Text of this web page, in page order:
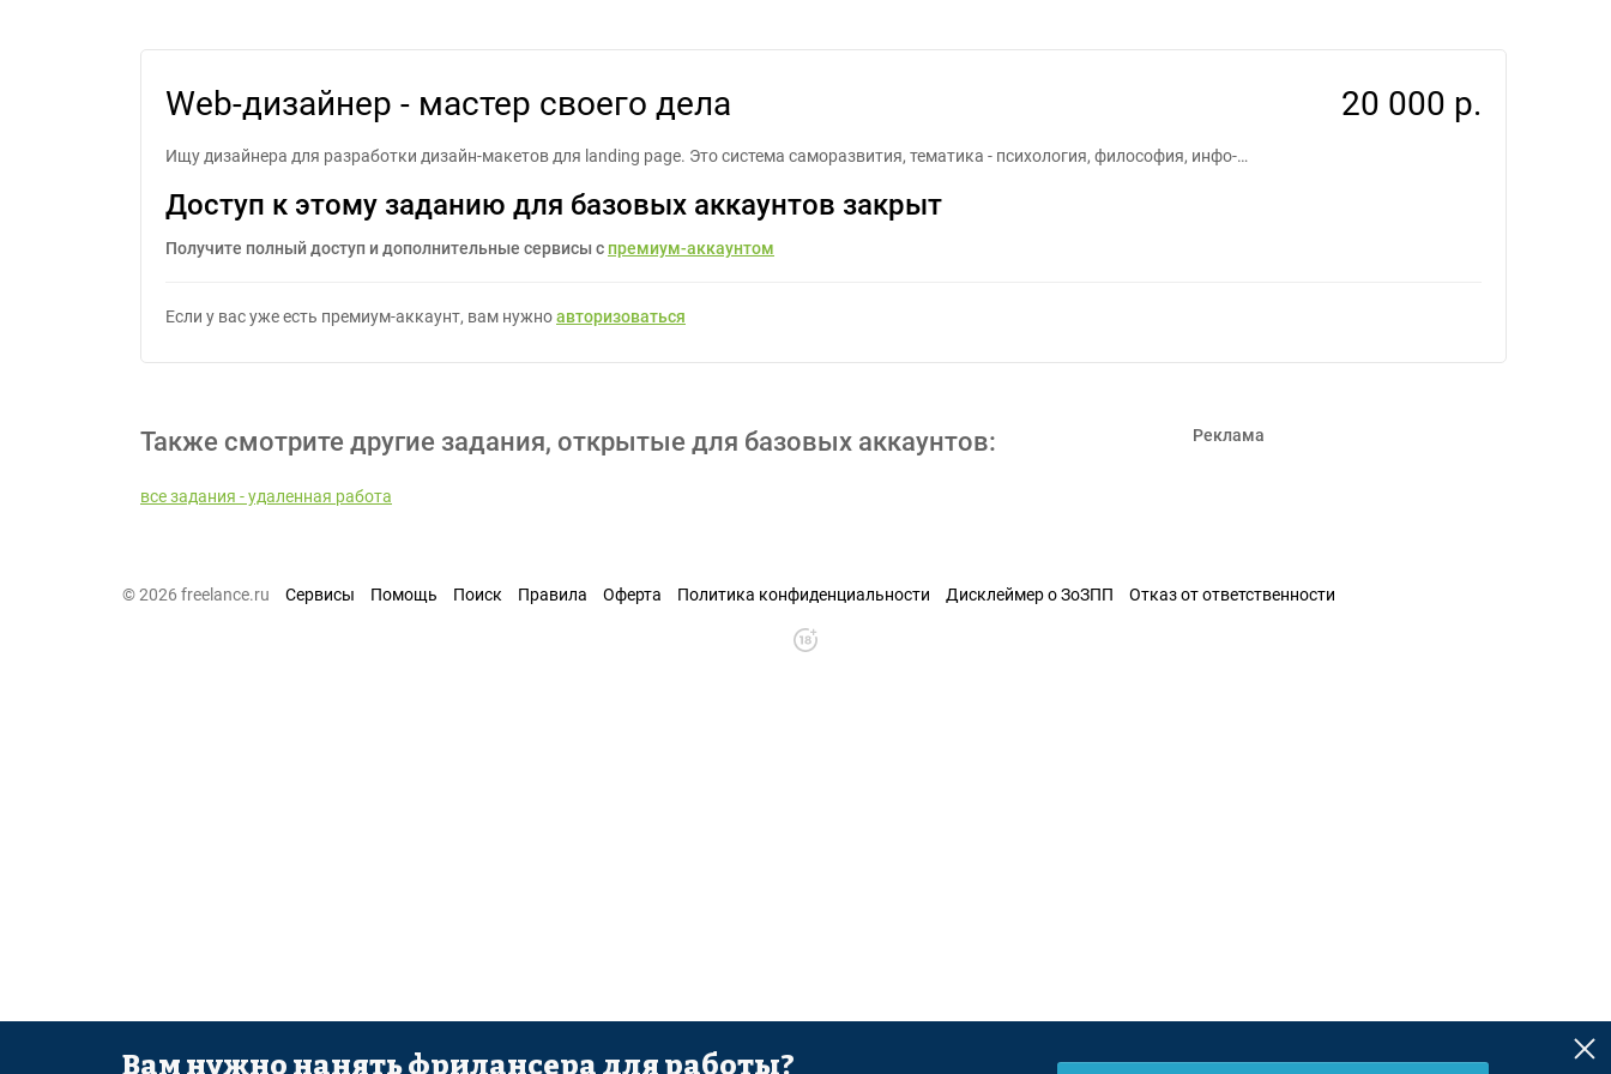
Web-дизайнер - мастер своего дела 20 000 р.
Ищу дизайнера для разработки дизайн-макетов для landing page. Это система саморазвития, тематика - психология, философия, инфо-…
Доступ к этому заданию для базовых аккаунтов закрыт
Получите полный доступ и дополнительные сервисы с премиум-аккаунтом
Если у вас уже есть премиум-аккаунт, вам нужноавторизоваться
Также смотрите другие задания, открытые для базовых аккаунтов:
все задания - удаленная работа
Реклама
© 2026 freelance.ru Сервисы Помощь Поиск Правила Оферта Политика конфиденциальности Дисклеймер о ЗоЗПП Отказ от ответственности
Вам нужно нанять фрилансера для работы?